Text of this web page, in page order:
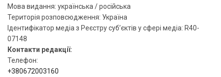
Мова видання: українська / російська
Територія розповсюдження: Україна
Ідентифікатор медіа з Реєстру суб’єктів у сфері медіа: R40-
07148
Контакти редакції:
Телефон:
+380672003160